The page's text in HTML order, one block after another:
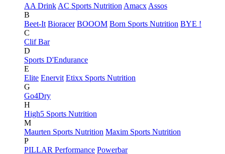
AA Drink AC Sports Nutrition Amacx Assos
B
Beet-It Bioracer BOOOM Born Sports Nutrition BYE !
C
Clif Bar
D
Sports D'Endurance
E
Elite Enervit Etixx Sports Nutrition
G
Go4Dry
H
High5 Sports Nutrition
M
Maurten Sports Nutrition Maxim Sports Nutrition
P
PILLAR Performance Powerbar